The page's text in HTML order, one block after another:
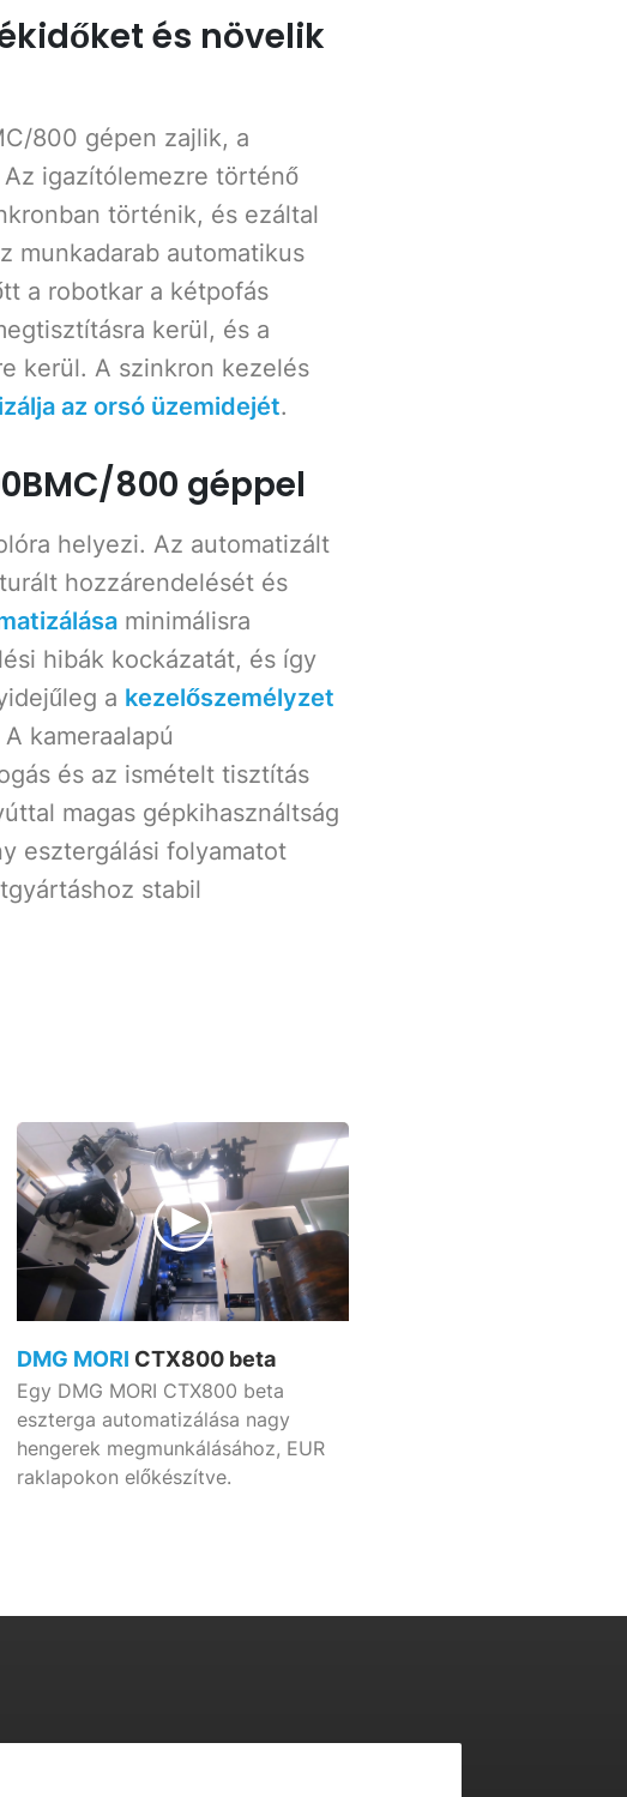
és növelik
800 gépen zajlik, a
igazítólemezre történő
történik, és ezáltal
munkadarab automatikus
a robotkar a kétpofás
kerül, és a
kerül. A szinkron kezelés
az orsó üzemidejét.
800 géppel
helyezi. Az automatizált
hozzárendelését és
minimálisra
hibák kockázatát, és így
a kezelőszemélyzet
kameraalapú
és az ismételt tisztítás
magas gépkihasználtság
esztergálási folyamatot
stabil
DMG MORI CTX800 beta
Egy DMG MORI CTX800 beta
eszterga automatizálása nagy
hengerek megmunkálásához, EUR
raklapokon előkészítve.